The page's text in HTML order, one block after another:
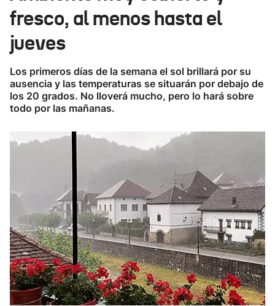
Ikusmiran
fresco, al menos hasta el
jueves
Los primeros días de la semana el sol brillará por su
ausencia y las temperaturas se situarán por debajo de
los 20 grados. No lloverá mucho, pero lo hará sobre
todo por las mañanas.